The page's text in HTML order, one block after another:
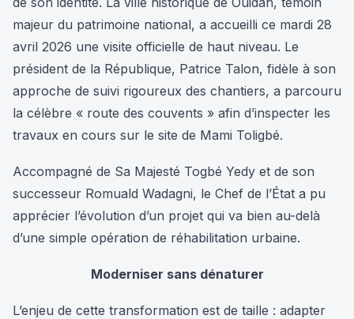
majeur du patrimoine national, a accueilli ce mardi 28
avril 2026 une visite officielle de haut niveau. Le
président de la République, Patrice Talon, fidèle à son
approche de suivi rigoureux des chantiers, a parcouru
la célèbre « route des couvents » afin d’inspecter les
travaux en cours sur le site de Mami Toligbé.
Accompagné de Sa Majesté Togbé Yedy et de son
successeur Romuald Wadagni, le Chef de l’État a pu
apprécier l’évolution d’un projet qui va bien au-delà
d’une simple opération de réhabilitation urbaine.
Moderniser sans dénaturer
L’enjeu de cette transformation est de taille : adapter